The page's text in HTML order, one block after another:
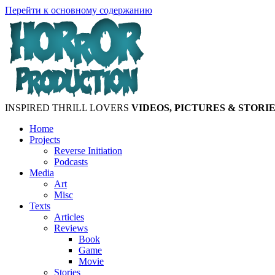
Перейти к основному содержанию
INSPIRED THRILL LOVERS VIDEOS, PICTURES &
Home
Projects
Reverse Initiation
Podcasts
Media
Art
Misc
Texts
Articles
Reviews
Book
Game
Movie
Stories